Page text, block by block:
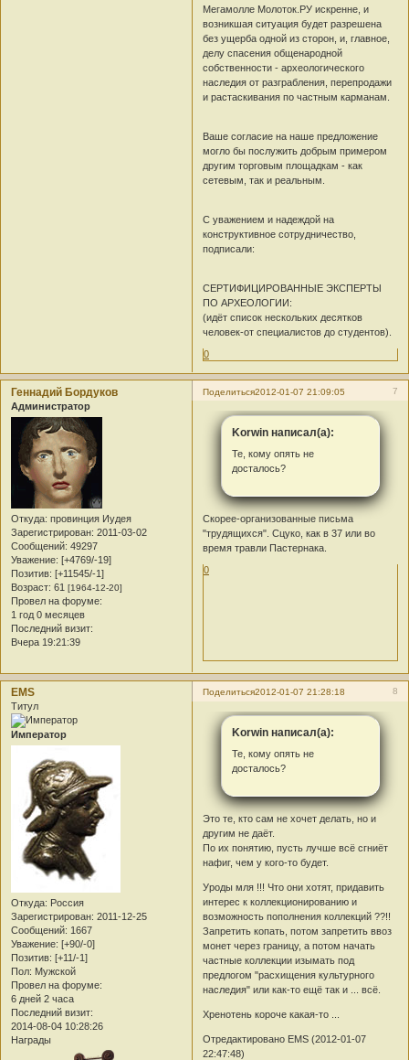
Мегамолле Молоток.РУ искренне, и
возникшая ситуация будет разрешена
без ущерба одной из сторон, и, главное,
делу спасения общенародной
собственности - археологического
наследия от разграбления, перепродажи
и растаскивания по частным карманам.
Ваше согласие на наше предложение
могло бы послужить добрым примером
другим торговым площадкам - как
сетевым, так и реальным.
С уважением и надеждой на
конструктивное сотрудничество,
подписали:
СЕРТИФИЦИРОВАННЫЕ ЭКСПЕРТЫ
ПО АРХЕОЛОГИИ:
(идёт список нескольких десятков
человек-от специалистов до студентов).
0
Поделиться 7
2012-01-07 21:09:05
Геннадий Бордуков
Администратор
Откуда: провинция Иудея
Зарегистрирован: 2011-03-02
Сообщений: 49297
Уважение: [+4769/-19]
Позитив: [+11545/-1]
Возраст: 61 [1964-12-20]
Провел на форуме:
1 год 0 месяцев
Последний визит:
Вчера 19:21:39
Korwin написал(а):
Те, кому опять не
досталось?
Скорее-организованные письма
"трудящихся". Сцуко, как в 37 или во
время травли Пастернака.
0
Поделиться 8
2012-01-07 21:28:18
EMS
Титул
Император
Откуда: Россия
Зарегистрирован: 2011-12-25
Сообщений: 1667
Уважение: [+90/-0]
Позитив: [+11/-1]
Пол: Мужской
Провел на форуме:
6 дней 2 часа
Последний визит:
2014-08-04 10:28:26
Награды
Korwin написал(а):
Те, кому опять не
досталось?
Это те, кто сам не хочет делать, но и
другим не даёт.
По их понятию, пусть лучше всё сгниёт
нафиг, чем у кого-то будет.
Уроды мля !!! Что они хотят, придавить
интерес к коллекционированию и
возможность пополнения коллекций ??!!
Запретить копать, потом запретить ввоз
монет через границу, а потом начать
частные коллекции изымать под
предлогом "расхищения культурного
наследия" или как-то ещё так и ... всё.
Хренотень короче какая-то ...
Отредактировано EMS (2012-01-07
22:47:48)